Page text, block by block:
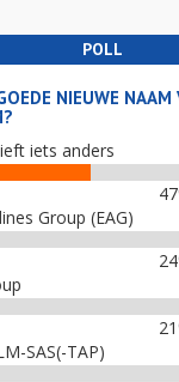
POLL
NIEUWE NAAM
iets anders
Group (EAG)
SAS(-TAP)